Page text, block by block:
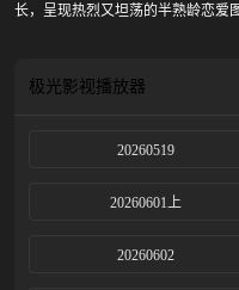
长，呈现热烈又坦荡的半熟龄恋爱
极光影视播放器
20260519
20260601上
20260602